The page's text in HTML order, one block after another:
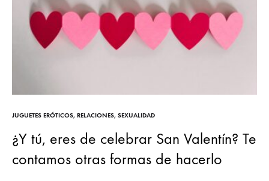
JUGUETES ERÓTICOS, RELACIONES, SEXUALIDAD
¿Y tú, eres de celebrar San Valentín? Te
contamos otras formas de hacerlo